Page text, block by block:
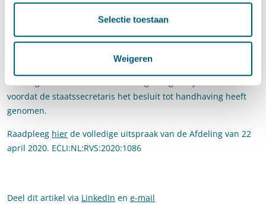
Selectie toestaan
Weigeren
is, dat het besluit op bezwaar niet kan worden afgewacht.
Daarbij neemt de voorzieningenrechter in aanmerking dat er
geen andere procedures zijn waarin Landview de regelgeving
melding van de RUD aan de ILT nagenoeg een jaar verstreken
voordat de staatssecretaris het besluit tot handhaving heeft
genomen.
Raadpleeg hier de volledige uitspraak van de Afdeling van 22
april 2020. ECLI:NL:RVS:2020:1086
Deel dit artikel via LinkedIn en e-mail